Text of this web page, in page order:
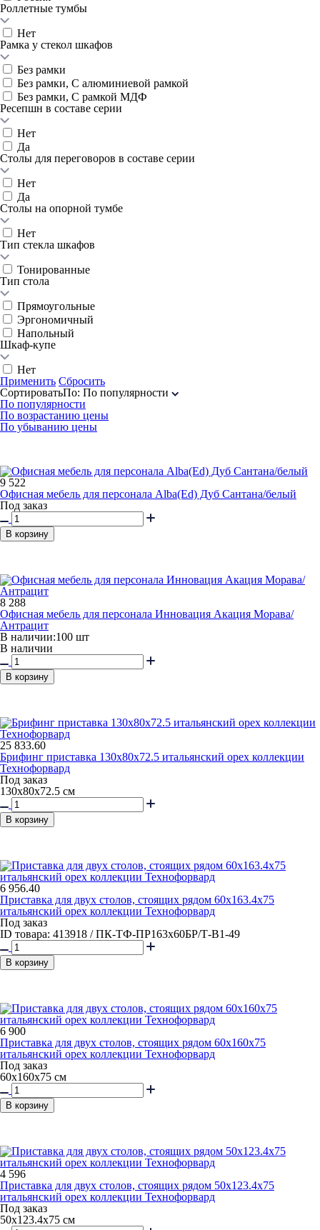
Роллетные тумбы
Нет
Рамка у стекол шкафов
Без рамки
Без рамки, С алюминиевой рамкой
Без рамки, С рамкой МДФ
Ресепшн в составе серии
Нет
Да
Столы для переговоров в составе серии
Нет
Да
Столы на опорной тумбе
Нет
Тип стекла шкафов
Тонированные
Тип стола
Прямоугольные
Эргономичный
Напольный
Шкаф-купе
Нет
Применить Сбросить
СортироватьПо: По популярности
По популярности
По возрастанию цены
По убыванию цены
9 522
Офисная мебель для персонала Alba(Ed) Дуб Сантана/белый
Под заказ
В корзину
8 288
Офисная мебель для персонала Инновация Акация Морава/
Антрацит
В наличии:100 шт
В наличии
В корзину
25 833.60
Брифинг приставка 130x80x72.5 итальянский орех коллекции
Технофорвард
Под заказ
130х80х72.5 см
В корзину
6 956.40
Приставка для двух столов, стоящих рядом 60x163.4x75
итальянский орех коллекции Технофорвард
Под заказ
ID товара: 413918 / ПК-ТФ-ПР163х60БР/Т-В1-49
В корзину
6 900
Приставка для двух столов, стоящих рядом 60x160x75
итальянский орех коллекции Технофорвард
Под заказ
60х160х75 см
В корзину
4 596
Приставка для двух столов, стоящих рядом 50x123.4x75
итальянский орех коллекции Технофорвард
Под заказ
50х123.4х75 см